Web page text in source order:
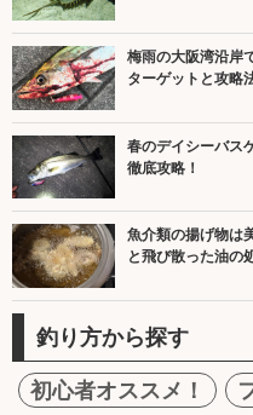
梅雨の大阪湾沿岸
ターゲットと攻略
春のデイシーバス
徹底攻略！
魚介類の揚げ物は
と飛び散った油の
釣り方から探す
初心者オススメ！